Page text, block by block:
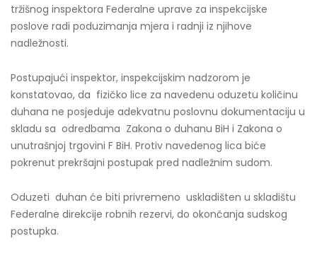
tržišnog inspektora Federalne uprave za inspekcijske
poslove radi poduzimanja mjera i radnji iz njihove
nadležnosti.
Postupajući inspektor, inspekcijskim nadzorom je
konstatovao, da fizičko lice za navedenu oduzetu količinu
duhana ne posjeduje adekvatnu poslovnu dokumentaciju u
skladu sa odredbama Zakona o duhanu BiH i Zakona o
unutrašnjoj trgovini F BiH. Protiv navedenog lica biće
pokrenut prekršajni postupak pred nadležnim sudom.
Oduzeti duhan će biti privremeno uskladišten u skladištu
Federalne direkcije robnih rezervi, do okončanja sudskog
postupka.